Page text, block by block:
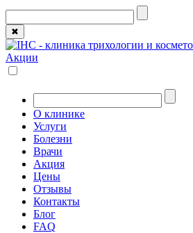
✖
Акции
О клинике
Услуги
Болезни
Врачи
Акция
Цены
Отзывы
Контакты
Блог
FAQ